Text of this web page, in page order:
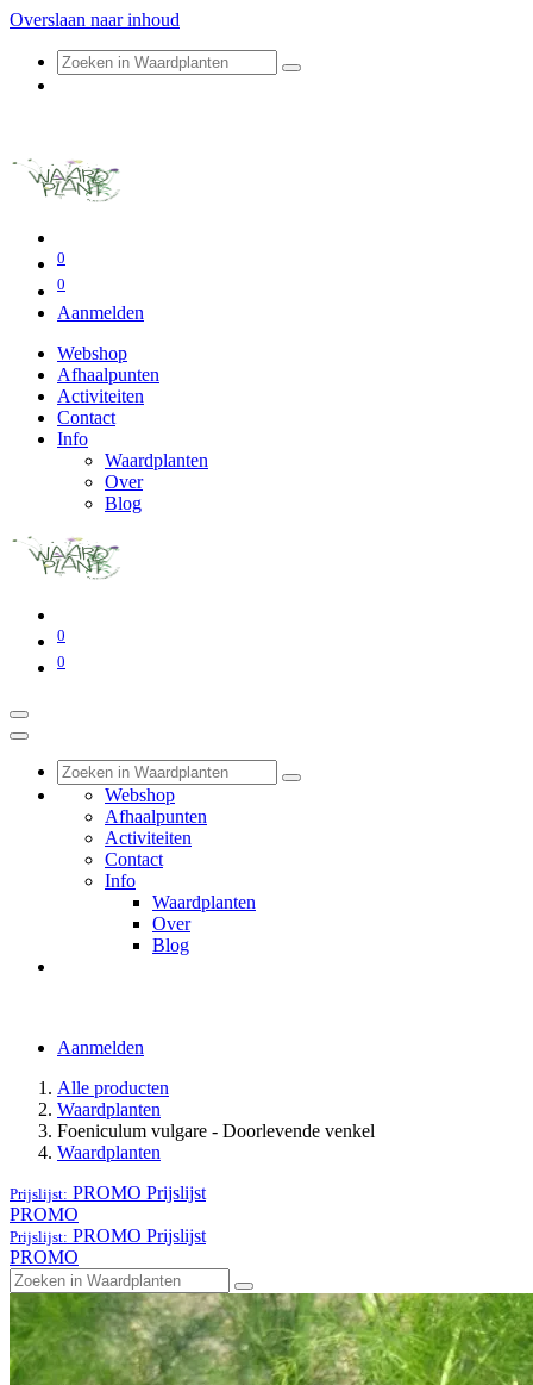
Overslaan naar inhoud
0
0
Aanmelden
Webshop
Afhaalpunten
Activiteiten
Contact
Info
Waardplanten
Over
Blog
0
0
Webshop
Afhaalpunten
Activiteiten
Contact
Info
Waardplanten
Over
Blog
Aanmelden
Alle producten
Waardplanten
Foeniculum vulgare - Doorlevende venkel
Waardplanten
Prijslijst: PROMO Prijslijst
PROMO
Prijslijst: PROMO Prijslijst
PROMO